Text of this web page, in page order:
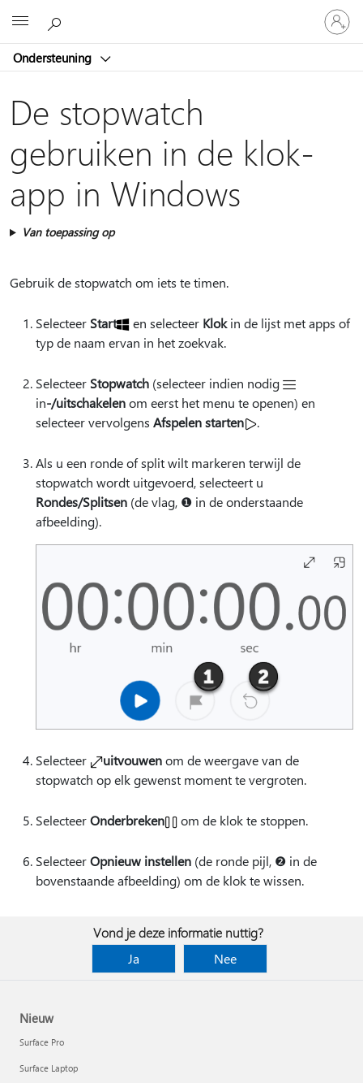
Ondersteuning
Meld
je
aan
je
De stopwatch
gebruiken in de klok-
app in Windows
Van toepassing op
Gebruik de stopwatch om iets te timen.
Selecteer Start en selecteer Klokin de lijst met apps of
typ de naam ervan in het zoekvak.
Selecteer Stopwatch (selecteer indien nodig
in-/uitschakelenom eerst het menu te openen) en
selecteer vervolgens Afspelen starten .
Als u een ronde of split wilt markeren terwijl de
stopwatch wordt uitgevoerd, selecteert u
Rondes/Splitsen (de vlag, ❶ in de onderstaande
afbeelding).
Selecteer uitvouwenom de weergave van de
stopwatch op elk gewenst moment te vergroten.
SelecteerOnderbreken om de klok te stoppen.
SelecteerOpnieuw instellen (de ronde pijl, ❷ in de
bovenstaande afbeelding) om de klok te wissen.
Vond je deze informatie nuttig?
Ja
Nee
Nieuw
Surface Pro
Surface Laptop